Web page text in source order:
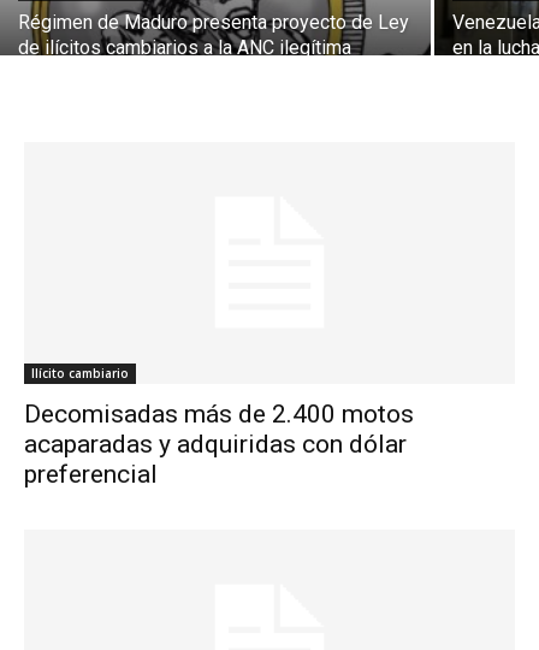
Régimen de Maduro presenta proyecto de Ley
de ilícitos cambiarios a la ANC ilegítima
en la
Ilícito cambiario
Decomisadas más de 2.400 motos
acaparadas y adquiridas con dólar
preferencial